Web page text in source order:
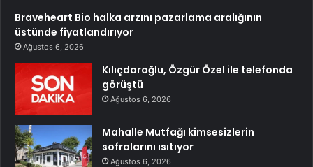
Braveheart Bio halka arzını pazarlama aralığının
üstünde fiyatlandırıyor
Ağustos 6, 2026
Kılıçdaroğlu, Özgür Özel ile telefonda
görüştü
Ağustos 6, 2026
Mahalle Mutfağı kimsesizlerin
sofralarını ısıtıyor
Ağustos 6, 2026